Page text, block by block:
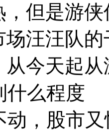
，但是游
场汪汪队
从今天起
什么程度
动，股